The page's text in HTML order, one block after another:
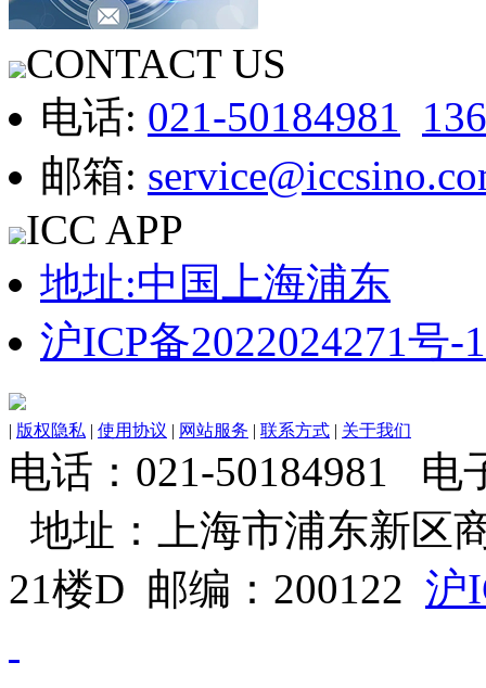
CONTACT US
电话: 021-50184981
邮箱:
ICC APP
地址:中国上海浦东
沪ICP备2022024271号-1
| 版权隐私 | 使用协议 | 网站服务 | 联系方式 | 关于我们
电话：021-50184981 电
地址：上海市浦东新区
21楼D 邮编：200122 沪